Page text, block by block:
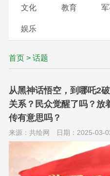
文化 教育
娱乐
首页> 话题
从黑神话悟空，到哪吒2
关系？民众觉醒了吗？放
传有意思吗？
来源：共绘网 日期：2025-03-